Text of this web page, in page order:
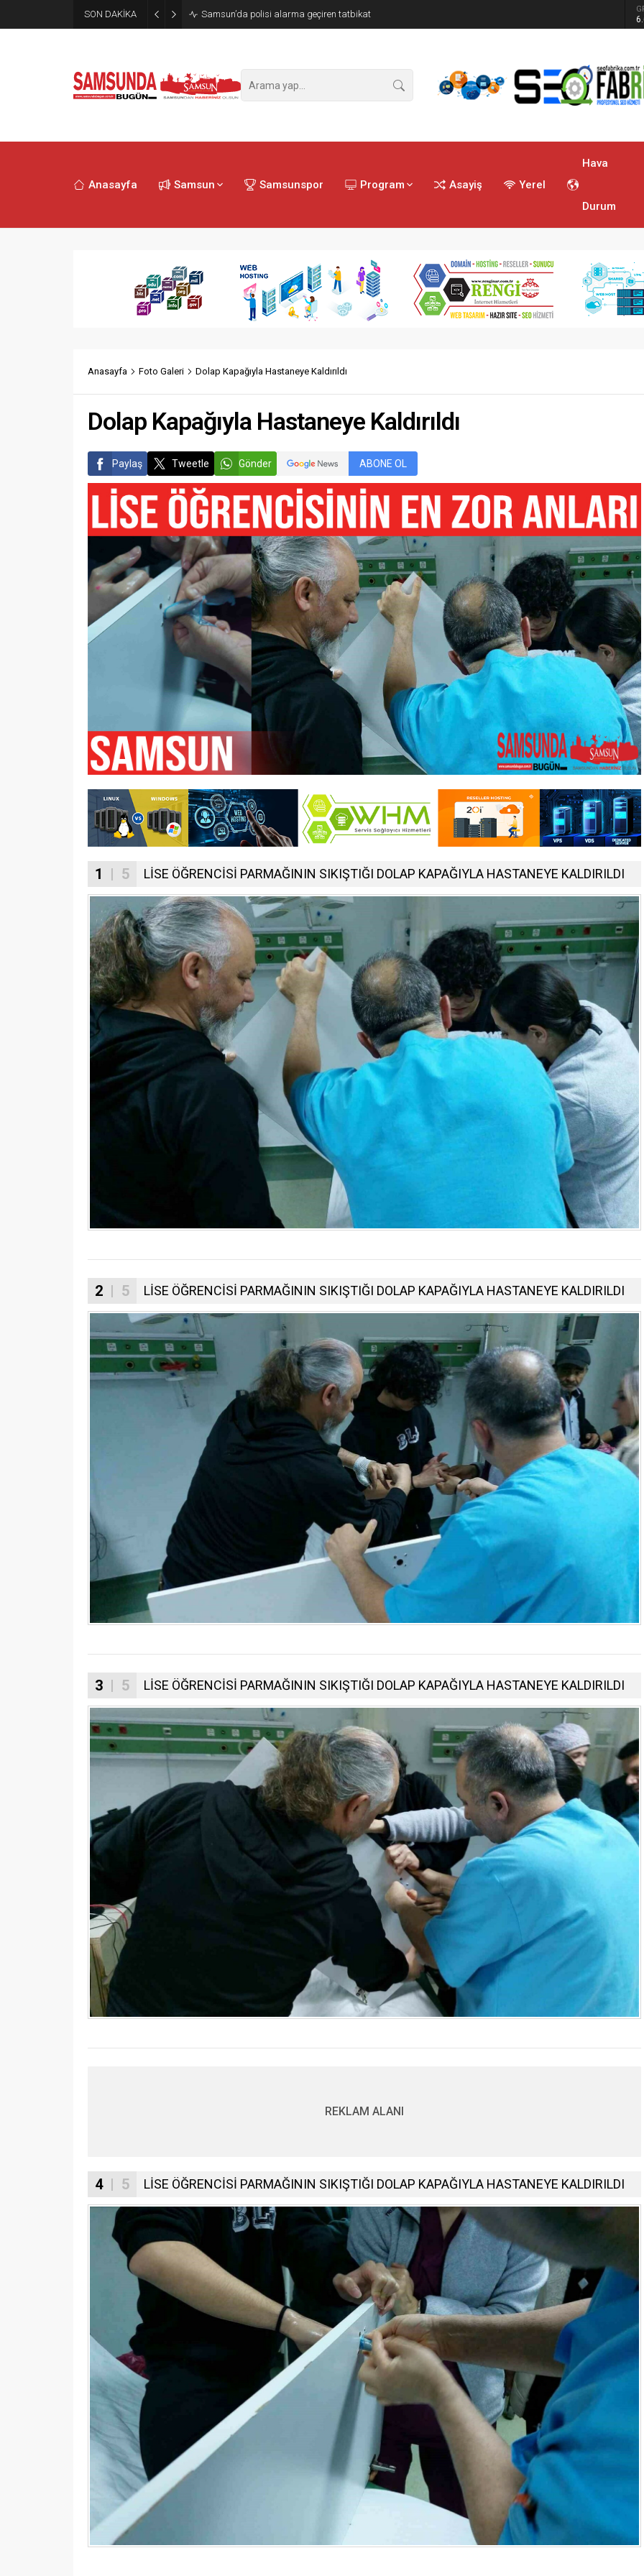
SON DAKİKA Samsun’da polisi alarma geçiren tatbikat
Anasayfa Samsun Samsunspor Program Asayiş Yerel
Hava
Durum
Anasayfa Foto Galeri Dolap Kapağıyla Hastaneye Kaldırıldı
Dolap Kapağıyla Hastaneye Kaldırıldı
Paylaş Tweetle Gönder ABONE OL
1 | 5 LİSE ÖĞRENCİSİ PARMAĞININ SIKIŞTIĞI DOLAP KAPAĞIYLA HASTANEYE KALDIRILDI
2 | 5 LİSE ÖĞRENCİSİ PARMAĞININ SIKIŞTIĞI DOLAP KAPAĞIYLA HASTANEYE KALDIRILDI
3 | 5 LİSE ÖĞRENCİSİ PARMAĞININ SIKIŞTIĞI DOLAP KAPAĞIYLA HASTANEYE KALDIRILDI
REKLAM ALANI
4| 5 LİSE ÖĞRENCİSİ PARMAĞININ SIKIŞTIĞI DOLAP KAPAĞIYLA HASTANEYE KALDIRILDI
Samsun’daki Operasyon
Polis Kamerasında
Samsun’da Yoğun Kar
Yağışı
Zincirleme Trafik Kazası:
Araç Birbirine Girdi
0